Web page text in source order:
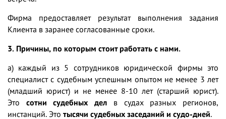
Фирма предоставляет результат выполнения задания
Клиента в заранее согласованные сроки.
3. Причины, по которым стоит работать с нами.
а) каждый из 5 сотрудников юридической фирмы это
специалист с судебным успешным опытом не менее 3 лет
(младший юрист) и не менее 8-10 лет (старший юрист).
Это сотни судебных дел в судах разных регионов,
инстанций. Это тысячи судебных заседаний и судо-дней.